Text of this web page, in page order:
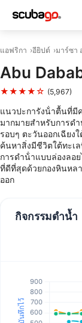
แอฟริกา อียิปต์ มาร์ซา
Abu
★★★★☆ (5,967)
แนวปะการังน้ําตื้นที่มี
มากมายสําหรับการดํ
รอบๆ ตะวันออกเฉียง
ค้นหาสิ่งมีชีวิตใต้ทะเ
การดําน้ําแบบล่องลอ
ที่ดีที่สุดด้วยกองหินหล
ออก
กิจกรรมดำน้ำ